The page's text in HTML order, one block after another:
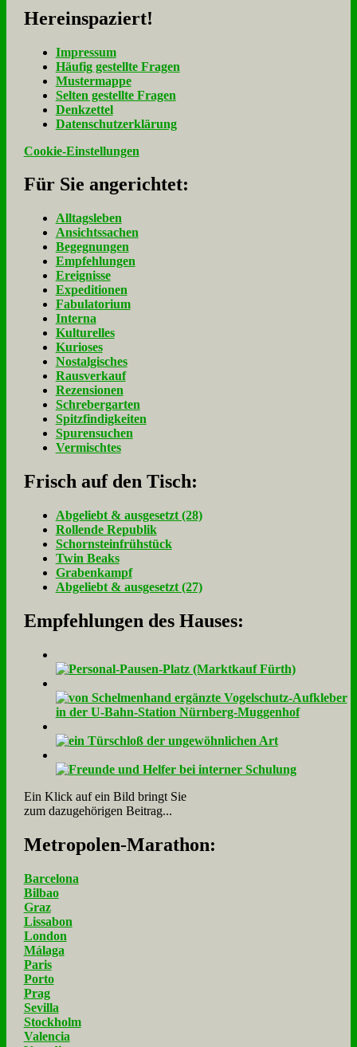
Her­ein­spa­ziert!
Im­pres­sum
Häu­fig ge­stell­te Fra­gen
Mu­ster­map­pe
Sel­ten ge­stell­te Fra­gen
Denk­zet­tel
Da­ten­schutz­er­klä­rung
Cookie-Einstellungen
Für Sie an­ge­rich­tet:
Alltagsleben
Ansichtssachen
Begegnungen
Empfehlungen
Ereignisse
Expeditionen
Fabulatorium
Interna
Kulturelles
Kurioses
Nostalgisches
Rausverkauf
Rezensionen
Schrebergarten
Spitzfindigkeiten
Spurensuchen
Vermischtes
Frisch auf den Tisch:
Ab­ge­liebt & aus­ge­setzt (28)
Rol­len­de Re­pu­blik
Schorn­stein­früh­stück
Twin Beaks
Gra­ben­kampf
Ab­ge­liebt & aus­ge­setzt (27)
Empfehlungen des Hauses:
Ein Klick auf ein Bild bringt Sie
zum dazugehörigen Beitrag...
Me­tro­po­len-Ma­ra­thon:
Barcelona
Bilbao
Graz
Lissabon
London
Málaga
Paris
Porto
Prag
Sevilla
Stockholm
Valencia